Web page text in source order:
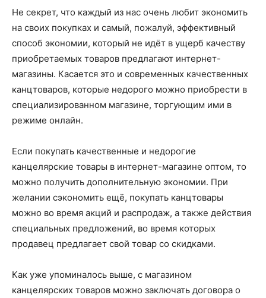
Не секрет, что каждый из нас очень любит экономить
на своих покупках и самый, пожалуй, эффективный
способ экономии, который не идёт в ущерб качеству
приобретаемых товаров предлагают интернет-
магазины. Касается это и современных качественных
канцтоваров, которые недорого можно приобрести в
специализированном магазине, торгующим ими в
режиме онлайн.
Если покупать качественные и недорогие
канцелярские товары в интернет-магазине оптом, то
можно получить дополнительную экономии. При
желании сэкономить ещё, покупать канцтовары
можно во время акций и распродаж, а также действия
специальных предложений, во время которых
продавец предлагает свой товар со скидками.
Как уже упоминалось выше, с магазином
канцелярских товаров можно заключать договора о